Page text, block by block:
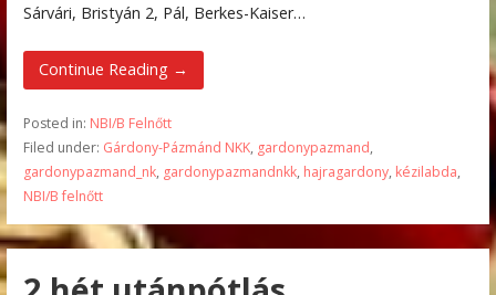
Sárvári, Bristyán 2, Pál, Berkes-Kaiser…
Continue Reading →
Posted in: NBI/B Felnőtt
Filed under: Gárdony-Pázmánd NKK, gardonypazmand,
gardonypazmand_nk, gardonypazmandnkk, hajragardony, kézilabda,
NBI/B felnőtt